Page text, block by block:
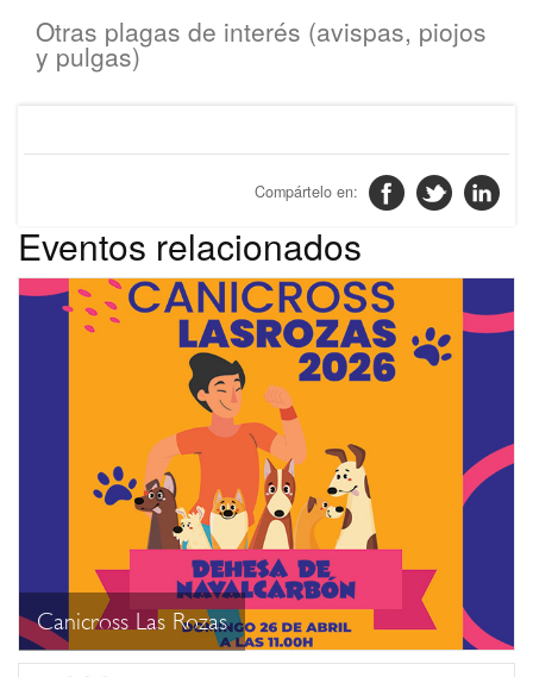
Otras plagas de interés (avispas, piojos
y pulgas)
Eventos relacionados
Canicross Las Rozas